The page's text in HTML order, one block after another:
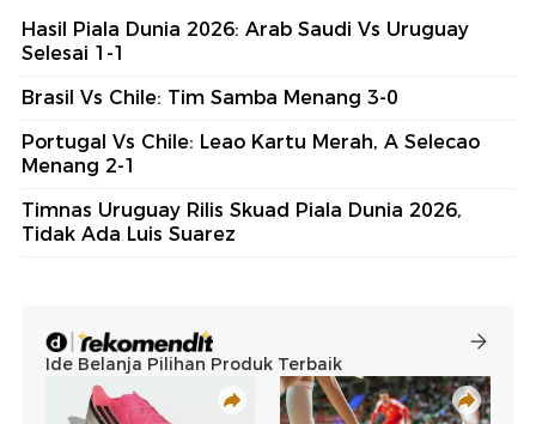
Hasil Piala Dunia 2026: Arab Saudi Vs Uruguay
Selesai 1-1
Brasil Vs Chile: Tim Samba Menang 3-0
Portugal Vs Chile: Leao Kartu Merah, A Selecao
Menang 2-1
Timnas Uruguay Rilis Skuad Piala Dunia 2026,
Tidak Ada Luis Suarez